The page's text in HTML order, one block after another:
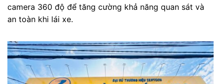
camera 360 độ để tăng cường khả năng quan sát và
an toàn khi lái xe.